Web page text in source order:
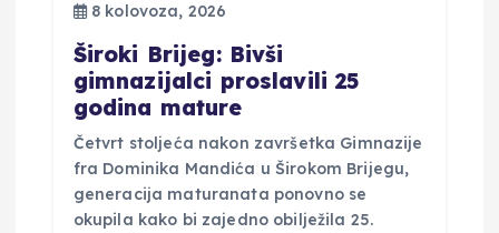
8 kolovoza, 2026
Široki Brijeg: Bivši
gimnazijalci proslavili 25
godina mature
Četvrt stoljeća nakon završetka Gimnazije
fra Dominika Mandića u Širokom Brijegu,
generacija maturanata ponovno se
okupila kako bi zajedno obilježila 25.